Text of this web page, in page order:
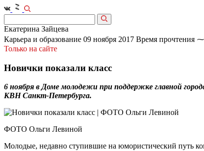
Екатерина Зайцева
Карьера и образование 09 ноября 2017 Время прочтения
Только на сайте
Новички показали класс
6 ноября в Доме молодежи при поддержке главной
КВН Санкт-Петербурга.
ФОТО Ольги Левиной
Молодые, недавно ступившие на юмористический путь